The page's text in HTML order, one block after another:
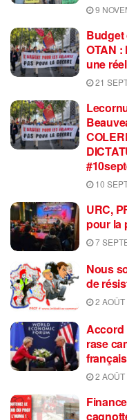
9
Budget
OTAN :
une
21
10
URC,
pour la
7
Nous
de
2 AOÛT
Accord
rase
2 AOÛT